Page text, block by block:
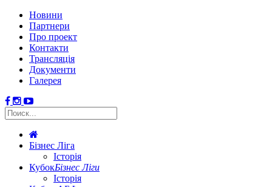
Новини
Партнери
Про проект
Контакти
Трансляція
Документи
Галерея
Бізнес Ліга
Історія
КубокБізнес Ліги
Історія